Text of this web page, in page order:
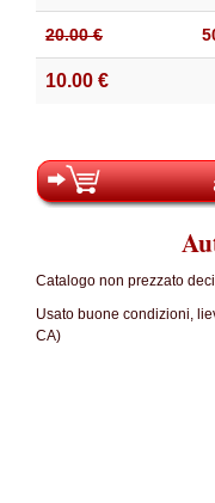
20.00 €
10.00 €
Catalogo non prezzato
Usato buone condizioni,
CA)